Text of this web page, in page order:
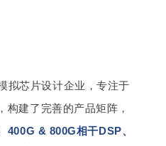
拟芯片设计企业，专注于
构建了完善的产品矩阵，
400G & 800G相干DSP、